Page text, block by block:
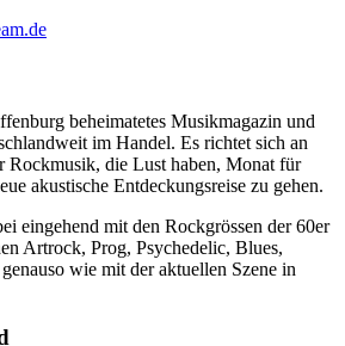
beheimatetes Musikmagazin und
im Handel. Es richtet sich an
Rockmusik, die Lust haben, Monat für
akustische Entdeckungsreise zu gehen.
eingehend mit den Rockgrössen der 60er
Artrock, Prog, Psychedelic, Blues,
wie mit der aktuellen Szene in